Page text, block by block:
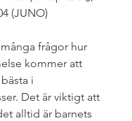
(JUNO)
frågor hur
kommer att
i
Det är viktigt att
alltid är barnets